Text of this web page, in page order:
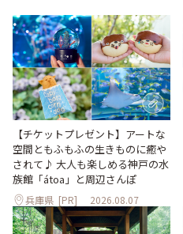
【チケットプレゼント】アートな
空間ともふもふの生きものに癒や
されて♪ 大人も楽しめる神戸の水
族館「átoa」と周辺さんぽ
兵庫県 [PR] 2026.08.07